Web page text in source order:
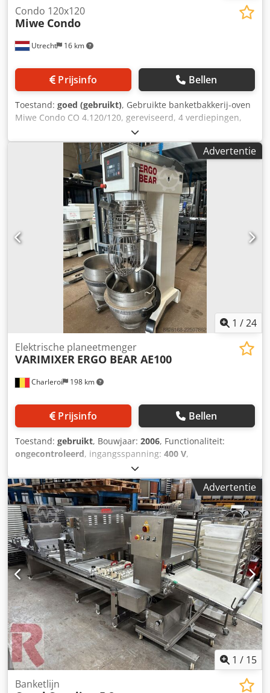
Utrecht 16 km
Condo 120x120
Miwe Condo
Prijsinfo Bellen
Toestand: goed (gebruikt), Gebruikte banketbakkerij-oven
Miwe Condo CO 4.120/120, gereviseerd, 4 verdiepingen,
met dampkap en bakplaat, vloeren 120 x 120 cm,
elektrisch, 4 magnetische ventilatieopeningen, Bakruimte
20 cm, 47,2 kW, 400/230 V, Dksdpoy E Hrwofx Ap IjrAdvertentie
1 /24
Charleroi 198 km
Elektrische planeetmenger
VARIMIXER ERGO BEAR AE100
Prijsinfo Bellen
Toestand: gebruikt, Bouwjaar: 2006, Functionaliteit:
ongecontroleerd, ingangsspanning: 400 V,
, vermogen:
van 3 industriële planetaire mengmachines met voetstuk,
model Varimixer AE100 (Ergo Bear), bouwjaar 2003, 2005
en 2006. Apparatuur ontworpen voor continu gebruik,
zonder dat het gereedschap uit elkaar hoeft te worden
gehaald bij het verwijderen van de mengkom. Overzicht
van de accessoires die bij de partij zijn inbegrepen:
Mengkommen: 7 originele mengkommen van roestvrij
staal, inhoud 100 liter Reductiekom: 1 mengkom met een
kleinere inhoud (inclusief bijbehorende adapterset)
Gereedschap: 3 complete sets gereedschap van roestvrij
staal (3 kloppers, 3 platte spatels, 3 haken)
Schraapsysteem: Schrapers voor de mengkom, inbegrepen
bij alle machines. Djdpfozr Rm Aox Ap Ijkr
Advertentie
1 / 15
Banketlijn